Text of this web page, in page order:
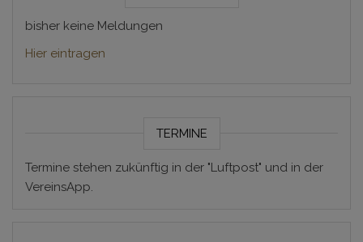
bisher keine Meldungen
Hier eintragen
TERMINE
Termine stehen zukünftig in der "Luftpost" und in der
VereinsApp.